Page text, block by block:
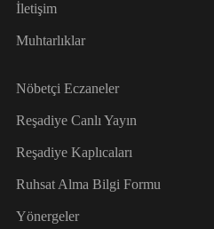
İletişim
Muhtarlıklar
Nöbetçi Eczaneler
Reşadiye Canlı Yayın
Reşadiye Kaplıcaları
Ruhsat Alma Bilgi Formu
Yönergeler